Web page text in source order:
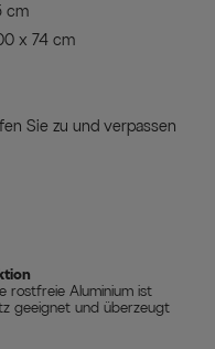
cm
x 74 cm
Sie zu und verpassen
rostfreie Aluminium ist
geeignet und überzeugt